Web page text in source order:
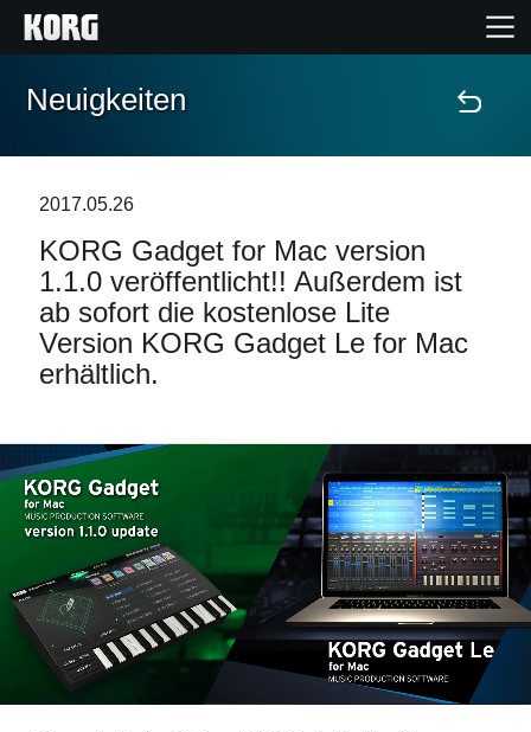
Home
Extras
Events
Support
Händlersuche
Shop
Neuigkeiten
Gebiet / Land
Social Media
Neuigkeiten
2017.05.26
KORG Gadget for Mac version
1.1.0 veröffentlicht!! Außerdem ist
ab sofort die kostenlose Lite
Version KORG Gadget Le for Mac
erhältlich.